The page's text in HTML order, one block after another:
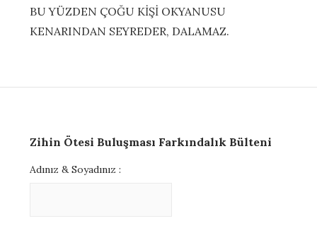
BU YÜZDEN ÇOĞU KİŞİ OKYANUSU
KENARINDAN SEYREDER, DALAMAZ.
Zihin Ötesi Buluşması Farkındalık Bülteni
Adınız & Soyadınız :